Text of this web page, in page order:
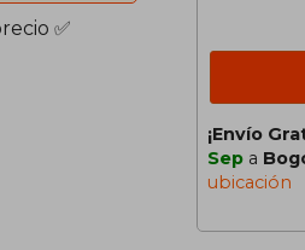
✅
¡Envío
Sep a
ubicación